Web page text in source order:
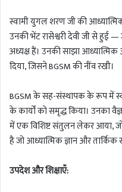
स्वामी युगल शरण जी की
उनकी भेंट रासेश्वरी देवी जी से हुई
अध्यक्ष हैं। उनकी साझा
दिया, जिसने BGSM की नींव रखी।
BGSM के सह-संस्थापक के रूप में
के कार्यों को समृद्ध किया। उनका
में एक विशिष्ट संतुलन लेकर आया, जो
है जो आध्यात्मिक ज्ञान और
उपदेश और शिक्षाएँ: